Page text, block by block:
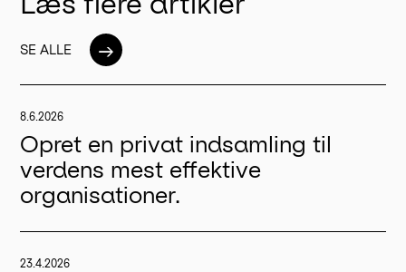
SE ALLE →
8.6.2026
Opret en privat indsamling til
verdens mest effektive
organisationer.
23.4.2026